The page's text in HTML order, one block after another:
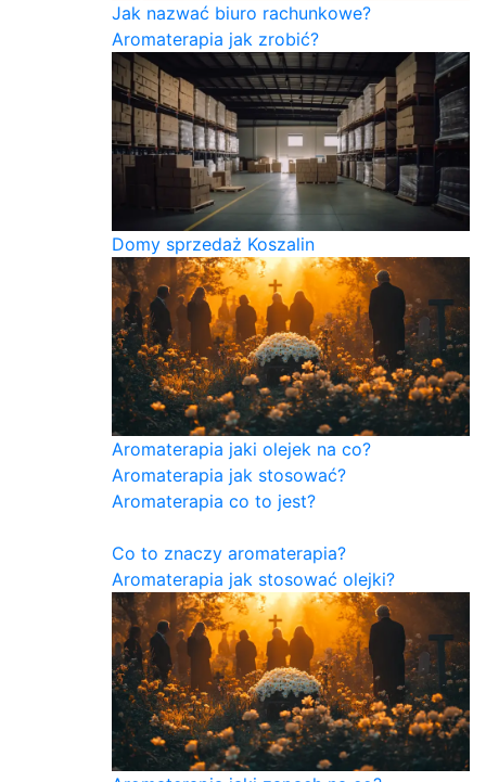
Jak nazwać biuro rachunkowe?
Aromaterapia jak zrobić?
Domy sprzedaż Koszalin
Aromaterapia jaki olejek na co?
Aromaterapia jak stosować?
Aromaterapia co to jest?
Co to znaczy aromaterapia?
Aromaterapia jak stosować olejki?